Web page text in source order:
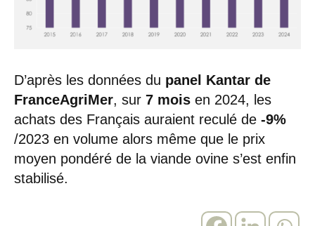
D’après les données du panel Kantar de
FranceAgriMer, sur 7 mois en 2024, les
achats des Français auraient reculé de -9%
/2023 en volume alors même que le prix
moyen pondéré de la viande ovine s’est enfin
stabilisé.